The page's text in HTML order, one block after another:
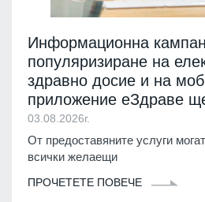
Информационна
популяризиране на
здравно досие и на
приложение еЗдраве
03.08.2026г.
От предоставяните услуги
всички желаещи
ПРОЧЕТЕТЕ ПОВЕЧЕ